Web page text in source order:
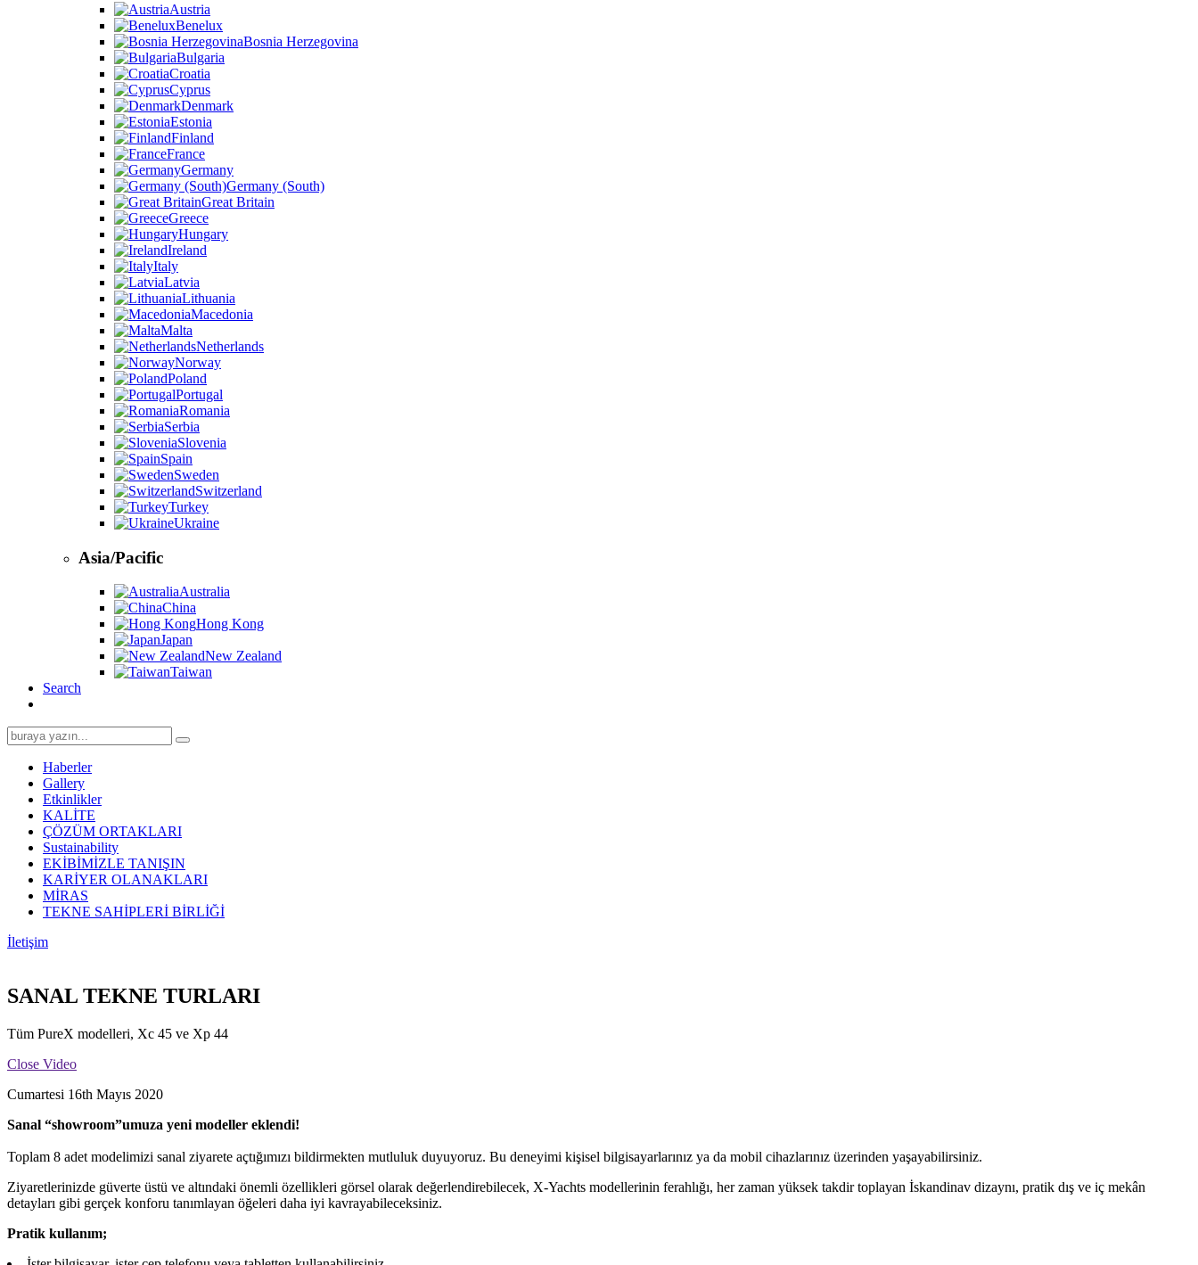
Austria
Benelux
Bosnia Herzegovina
Bulgaria
Croatia
Cyprus
Denmark
Estonia
Finland
France
Germany
Germany (South)
Great Britain
Greece
Hungary
Ireland
Italy
Latvia
Lithuania
Macedonia
Malta
Netherlands
Norway
Poland
Portugal
Romania
Serbia
Slovenia
Spain
Sweden
Switzerland
Turkey
Ukraine
Asia/Pacific
Australia
China
Hong Kong
Japan
New Zealand
Taiwan
Search
Search
for:
Haberler
Gallery
Etkinlikler
KALİTE
ÇÖZÜM ORTAKLARI
Sustainability
EKİBİMİZLE TANIŞIN
KARİYER OLANAKLARI
MİRAS
TEKNE SAHİPLERİ BİRLİĞİ
İletişim
SANAL TEKNE TURLARI
Tüm PureX modelleri, Xc 45 ve Xp 44
Close Video
Cumartesi 16th Mayıs 2020
Sanal “showroom”umuza yeni modeller eklendi!
Toplam 8 adet modelimizi sanal ziyarete açtığımızı bildirmekten mutluluk duyuyoruz. Bu deneyimi kişisel bilgisayarlarınız ya da mobil cihazlarınız üzerinden yaşayabilirsiniz.
Ziyaretlerinizde güverte üstü ve altındaki önemli özellikleri görsel olarak değerlendirebilecek, X-Yachts modellerinin ferahlığı, her zaman yüksek takdir toplayan İskandinav dizaynı, pratik dış ve iç mekân
detayları gibi gerçek konforu tanımlayan öğeleri daha iyi kavrayabileceksiniz.
Pratik kullanım;